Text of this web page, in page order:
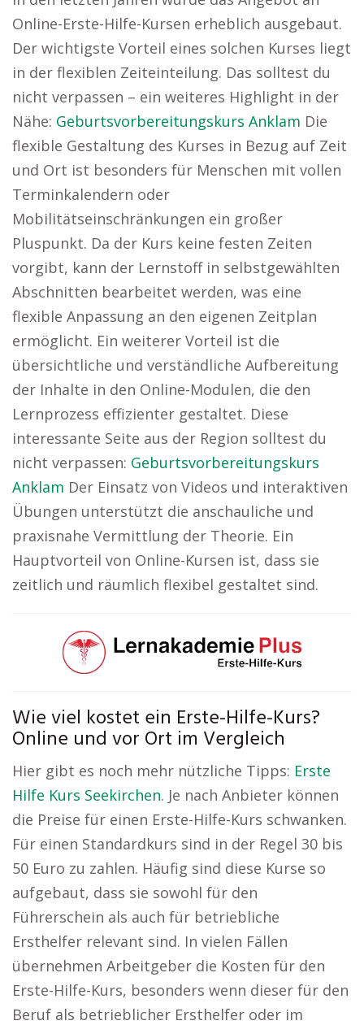
Online-Erste-Hilfe-Kursen erheblich ausgebaut.
Der wichtigste Vorteil eines solchen Kurses liegt
in der flexiblen Zeiteinteilung. Das solltest du
nicht verpassen – ein weiteres Highlight in der
Nähe: Geburtsvorbereitungskurs Anklam Die
flexible Gestaltung des Kurses in Bezug auf Zeit
und Ort ist besonders für Menschen mit vollen
Terminkalendern oder
Mobilitätseinschränkungen ein großer
Pluspunkt. Da der Kurs keine festen Zeiten
vorgibt, kann der Lernstoff in selbstgewählten
Abschnitten bearbeitet werden, was eine
flexible Anpassung an den eigenen Zeitplan
ermöglicht. Ein weiterer Vorteil ist die
übersichtliche und verständliche Aufbereitung
der Inhalte in den Online-Modulen, die den
Lernprozess effizienter gestaltet. Diese
interessante Seite aus der Region solltest du
nicht verpassen: Geburtsvorbereitungskurs
Anklam Der Einsatz von Videos und interaktiven
Übungen unterstützt die anschauliche und
praxisnahe Vermittlung der Theorie. Ein
Hauptvorteil von Online-Kursen ist, dass sie
zeitlich und räumlich flexibel gestaltet sind.
Wie viel kostet ein Erste-Hilfe-Kurs?
Online und vor Ort im Vergleich
Hier gibt es noch mehr nützliche Tipps: Erste
Hilfe Kurs Seekirchen. Je nach Anbieter können
die Preise für einen Erste-Hilfe-Kurs schwanken.
Für einen Standardkurs sind in der Regel 30 bis
50 Euro zu zahlen. Häufig sind diese Kurse so
aufgebaut, dass sie sowohl für den
Führerschein als auch für betriebliche
Ersthelfer relevant sind. In vielen Fällen
übernehmen Arbeitgeber die Kosten für den
Erste-Hilfe-Kurs, besonders wenn dieser für den
Beruf als betrieblicher Ersthelfer oder im